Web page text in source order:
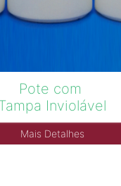
Pote com
Inviolável
Mais Detalhes